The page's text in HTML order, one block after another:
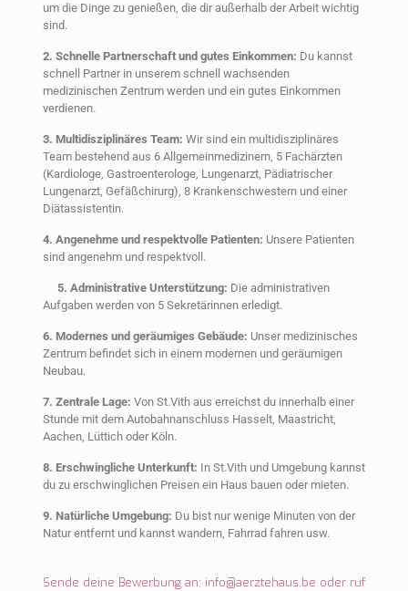
um die Dinge zu genießen, die dir außerhalb der Arbeit wichtig
sind.
2. Schnelle Partnerschaft und gutes Einkommen: Du kannst
schnell Partner in unserem schnell wachsenden
medizinischen Zentrum werden und ein gutes Einkommen
verdienen.
3. Multidisziplinäres Team: Wir sind ein multidisziplinäres
Team bestehend aus 6 Allgemeinmedizinern, 5 Fachärzten
(Kardiologe, Gastroenterologe, Lungenarzt, Pädiatrischer
Lungenarzt, Gefäßchirurg), 8 Krankenschwestern und einer
Diätassistentin.
4. Angenehme und respektvolle Patienten: Unsere Patienten
sind angenehm und respektvoll.
5. Administrative Unterstützung: Die administrativen
Aufgaben werden von 5 Sekretärinnen erledigt.
6. Modernes und geräumiges Gebäude: Unser medizinisches
Zentrum befindet sich in einem modernen und geräumigen
Neubau.
7. Zentrale Lage: Von St.Vith aus erreichst du innerhalb einer
Stunde mit dem Autobahnanschluss Hasselt, Maastricht,
Aachen, Lüttich oder Köln.
8. Erschwingliche Unterkunft: In St.Vith und Umgebung kannst
du zu erschwinglichen Preisen ein Haus bauen oder mieten.
9. Natürliche Umgebung: Du bist nur wenige Minuten von der
Natur entfernt und kannst wandern, Fahrrad fahren usw.
Sende deine Bewerbung an: info@aerztehaus.be oder ruf